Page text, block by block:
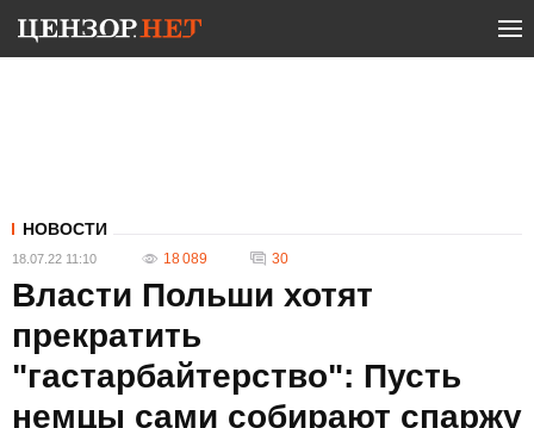
НОВОСТИ
18.07.22 11:10 18 089 30
Власти Польши хотят
прекратить
"гастарбайтерство": Пусть
немцы сами собирают спаржу